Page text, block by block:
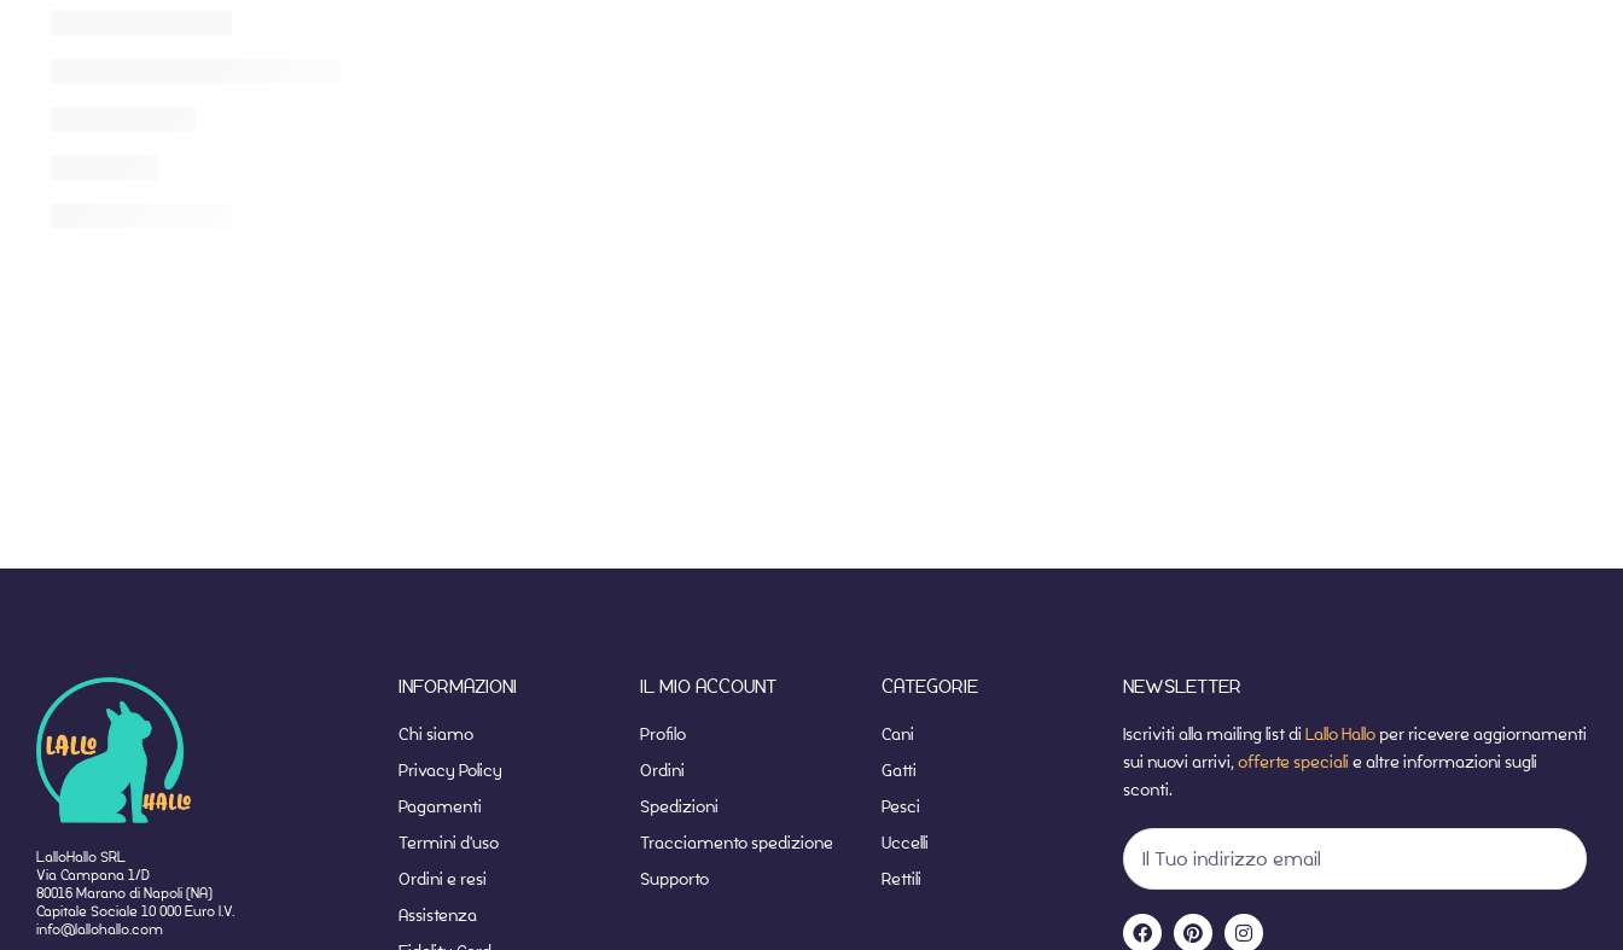
LalloHallo SRL
Via Campana 1/D
80016 Marano di Napoli (NA)
Capitale Sociale 10 000 Euro I.V.
info@lallohallo.com
INFORMAZIONI
Chi siamo
Privacy Policy
Pagamenti
Termini d'uso
Ordini e resi
Assistenza
IL MIO ACCOUNT
Profilo
Ordini
Spedizioni
Tracciamento spedizione
Supporto
CATEGORIE
Cani
Gatti
Pesci
Uccelli
Rettili
NEWSLETTER
Iscriviti alla mailing list di Lallo Halloper ricevere aggiornamenti
sui nuovi arrivi,offerte speciali e altre informazioni sugli
sconti.